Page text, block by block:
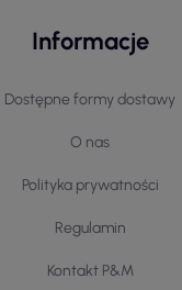
Informacje
Dostępne formy dostawy
O nas
Polityka prywatności
Regulamin
Kontakt P&M